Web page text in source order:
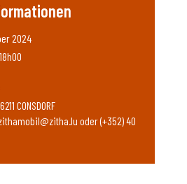
2024
CONSDORF
oder (+352) 40